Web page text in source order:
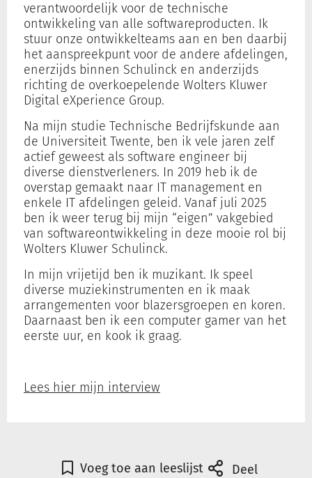
verantwoordelijk voor de technische
ontwikkeling van alle softwareproducten. Ik
stuur onze ontwikkelteams aan en ben daarbij
het aanspreekpunt voor de andere afdelingen,
enerzijds binnen Schulinck en anderzijds
richting de overkoepelende Wolters Kluwer
Digital eXperience Group.
Na mijn studie Technische Bedrijfskunde aan
de Universiteit Twente, ben ik vele jaren zelf
actief geweest als software engineer bij
diverse dienstverleners. In 2019 heb ik de
overstap gemaakt naar IT management en
enkele IT afdelingen geleid. Vanaf juli 2025
ben ik weer terug bij mijn “eigen” vakgebied
van softwareontwikkeling in deze mooie rol bij
Wolters Kluwer Schulinck.
In mijn vrijetijd ben ik muzikant. Ik speel
diverse muziekinstrumenten en ik maak
arrangementen voor blazersgroepen en koren.
Daarnaast ben ik een computer gamer van het
eerste uur, en kook ik graag.
Lees hier mijn interview
Voeg toe aan leeslijst Deel